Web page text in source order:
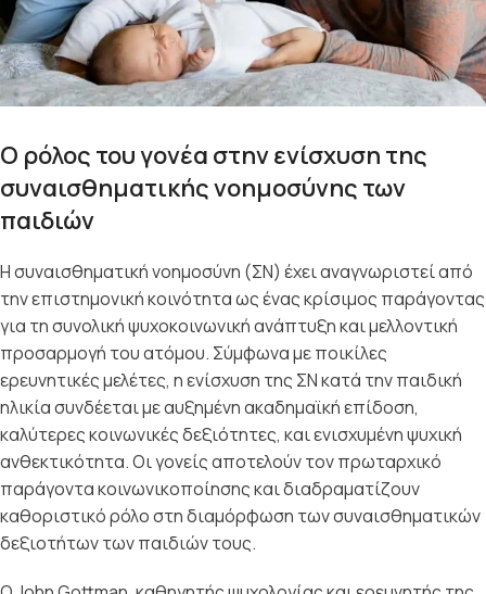
Ο ρόλος του γονέα στην ενίσχυση της
συναισθηματικής νοημοσύνης των
παιδιών
Η συναισθηματική νοημοσύνη (ΣΝ) έχει αναγνωριστεί από
την επιστημονική κοινότητα ως ένας κρίσιμος παράγοντας
για τη συνολική ψυχοκοινωνική ανάπτυξη και μελλοντική
προσαρμογή του ατόμου. Σύμφωνα με ποικίλες
ερευνητικές μελέτες, η ενίσχυση της ΣΝ κατά την παιδική
ηλικία συνδέεται με αυξημένη ακαδημαϊκή επίδοση,
καλύτερες κοινωνικές δεξιότητες, και ενισχυμένη ψυχική
ανθεκτικότητα. Οι γονείς αποτελούν τον πρωταρχικό
παράγοντα κοινωνικοποίησης και διαδραματίζουν
καθοριστικό ρόλο στη διαμόρφωση των συναισθηματικών
δεξιοτήτων των παιδιών τους.